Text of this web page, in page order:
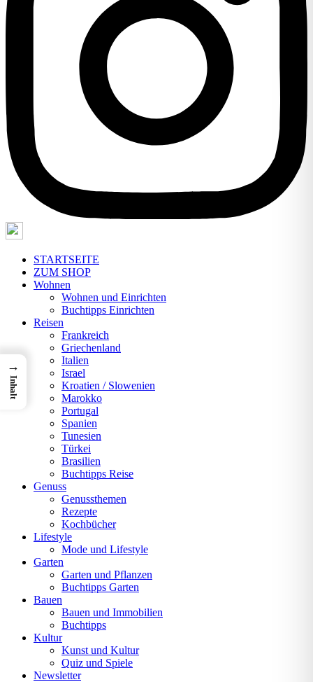
STARTSEITE
ZUM SHOP
Wohnen
Wohnen und Einrichten
Buchtipps Einrichten
Reisen
Frankreich
Griechenland
Italien
Israel
Kroatien / Slowenien
Marokko
Portugal
Spanien
Tunesien
Türkei
Brasilien
Buchtipps Reise
Genuss
Genussthemen
Rezepte
Kochbücher
Lifestyle
Mode und Lifestyle
Garten
Garten und Pflanzen
Buchtipps Garten
Bauen
Bauen und Immobilien
Buchtipps
Kultur
Kunst und Kultur
Quiz und Spiele
Newsletter
→
Inhalt